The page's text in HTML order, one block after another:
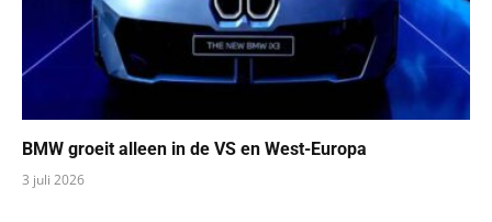
BMW groeit alleen in de VS en West-Europa
3 juli 2026